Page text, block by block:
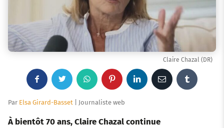
Claire Chazal (DR)
a
c
w
i
W
h
a
P
i
n n
E
Par Elsa Girard-Basset | Journaliste web
À bientôt 70 ans, Claire Chazal continue